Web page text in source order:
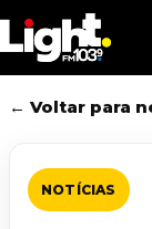
to
main
content
← Voltar para
NOTÍCIAS